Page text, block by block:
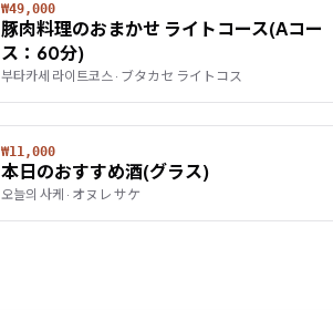
₩49,000
豚肉料理のおまかせ ライトコース(Aコー
ス：60分)
부타카세 라이트코스 · ブタカセ ライトコス
₩11,000
本日のおすすめ酒(グラス)
오늘의 사케 · オヌレ サケ